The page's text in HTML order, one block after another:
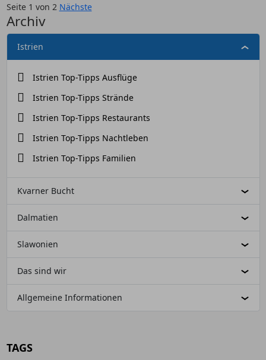
Seite 1 von 2 Nächste
Archiv
Istrien
Istrien Top-Tipps Ausflüge
Istrien Top-Tipps Strände
Istrien Top-Tipps Restaurants
Istrien Top-Tipps Nachtleben
Istrien Top-Tipps Familien
Kvarner Bucht
Dalmatien
Slawonien
Das sind wir
Allgemeine Informationen
TAGS